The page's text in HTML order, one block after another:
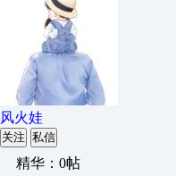
风火娃
关注 私信
精华：0帖